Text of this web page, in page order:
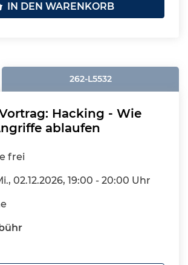
IN DEN WARENKORB
262-L5532
Hacking - Wie
ablaufen
frei
, 02.12.2026, 19:00 - 20:00 Uhr